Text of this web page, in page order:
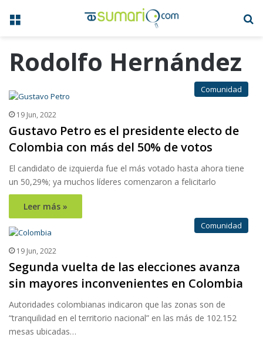
Menú
Rodolfo Hernández
Comunidad
19 Jun, 2022
Gustavo Petro es el presidente electo de
Colombia con más del 50% de votos
El candidato de izquierda fue el más votado hasta ahora tiene
un 50,29%; ya muchos líderes comenzaron a felicitarlo
Leer más »
Comunidad
19 Jun, 2022
Segunda vuelta de las elecciones avanza
sin mayores inconvenientes en Colombia
Autoridades colombianas indicaron que las zonas son de
“tranquilidad en el territorio nacional” en las más de 102.152
mesas ubicadas…